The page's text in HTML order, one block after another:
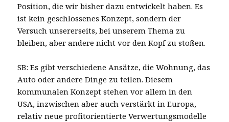
Position, die wir bisher dazu entwickelt haben. Es
ist kein geschlossenes Konzept, sondern der
Versuch unsererseits, bei unserem Thema zu
bleiben, aber andere nicht vor den Kopf zu stoßen.
SB: Es gibt verschiedene Ansätze, die Wohnung, das
Auto oder andere Dinge zu teilen. Diesem
kommunalen Konzept stehen vor allem in den
USA, inzwischen aber auch verstärkt in Europa,
relativ neue profitorientierte Verwertungsmodelle